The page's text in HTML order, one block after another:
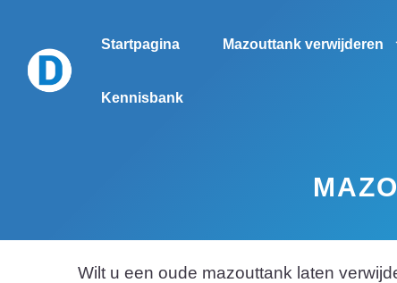
Startpagina Mazouttank verwijderen
Kennisbank
Wilt u een oude mazouttank laten